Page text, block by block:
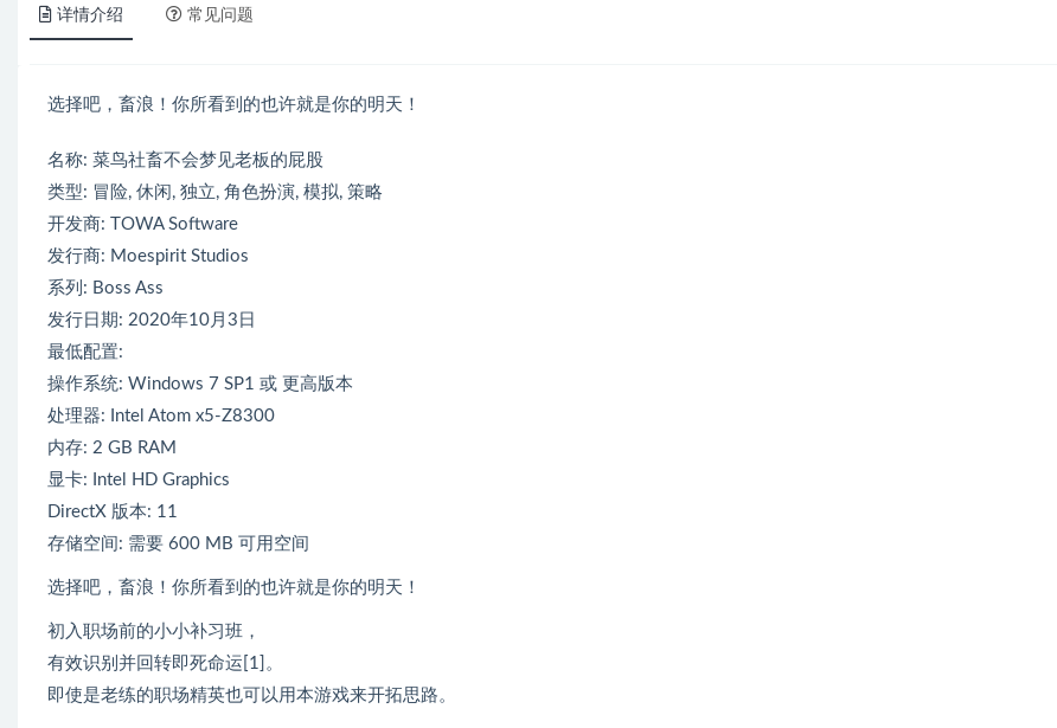
详情介绍 常见问题
选择吧，畜浪！你所看到的也许就是你的明天！
名称: 菜鸟社畜不会梦见老板的屁股
类型: 冒险, 休闲, 独立, 角色扮演, 模拟, 策略
开发商: TOWA Software
发行商: Moespirit Studios
系列: Boss Ass
发行日期: 2020年10月3日
最低配置:
操作系统: Windows 7 SP1 或 更高版本
处理器: Intel Atom x5-Z8300
内存: 2 GB RAM
显卡: Intel HD Graphics
DirectX 版本: 11
存储空间: 需要 600 MB 可用空间
选择吧，畜浪！你所看到的也许就是你的明天！
初入职场前的小小补习班，
有效识别并回转即死命运[1]。
即使是老练的职场精英也可以用本游戏来开拓思路。